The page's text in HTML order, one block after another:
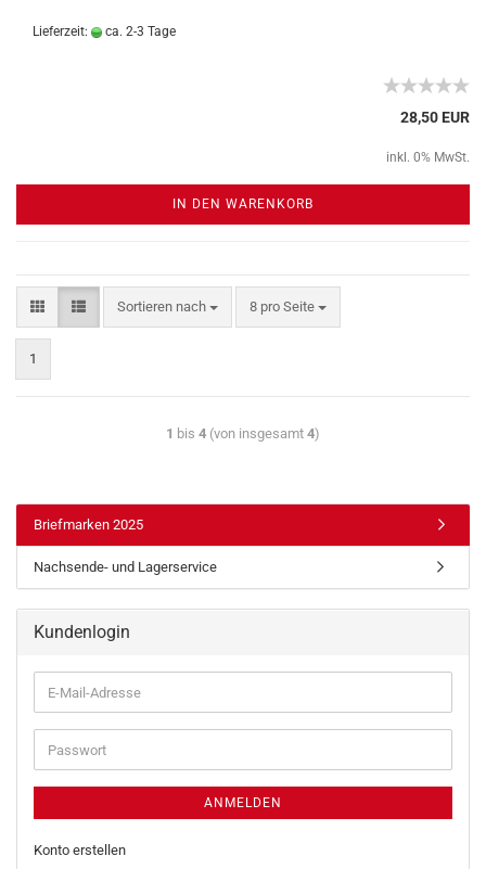
Lieferzeit: ca. 2-3 Tage
28,50 EUR
inkl. 0% MwSt.
IN DEN WARENKORB
Sortieren nach 8 pro Seite
1
1 bis 4 (von insgesamt 4)
Briefmarken 2025
Nachsende- und Lagerservice
Kundenlogin
ANMELDEN
Konto erstellen